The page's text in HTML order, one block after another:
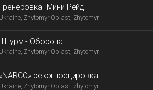
"Мини Рейд"
Ukraine, Zhytomyr Oblast, Zhytomyr
Штурм - Оборона
Ukraine, Zhytomyr Oblast, Zhytomyr
«NARCO» рекогносцировка
Ukraine, Zhytomyr Oblast, Zhytomyr